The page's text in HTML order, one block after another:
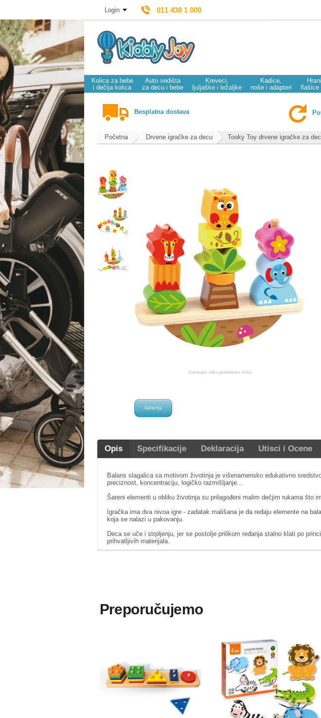
Login 011 438 1 000
Kolica za bebe
i dečija kolica
Auto sedišta
za decu i bebe
Kreveci,
ljuljaške i ležaljke
Kadice,
noše i adapteri
flašice
Besplatna dostava
Početna Drvene igračke za decu Tooky Toy drvene igračke za
Opis Specifikacije Deklaracija Utisci i Ocene
Balans slagalica sa motivom životinja je višenamensko edukativno
preciznost, koncentraciju, logičko razmišljanje...
Šareni elementi u obliku životinja su prilagođeni malim dečjim rukama što
Igračka ima dva nivoa igre - zadatak mališana je da ređaju elemente na
koja se nalazi u pakovanju.
Deca se uče i strpljenju, jer se postolje prilikom ređanja stalno klati po
prihvatljivih materijala.
Preporučujemo